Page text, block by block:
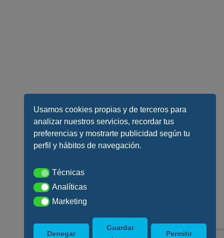
Usamos cookies propias y de terceros para
analizar nuestros servicios, recordar tus
preferencias y mostrarte publicidad según tu
perfil y hábitos de navegación.
TécnicasTécnicas
AnalíticasAnalíticas
MarketingMarketing
Denegar
Guardar
Permitir